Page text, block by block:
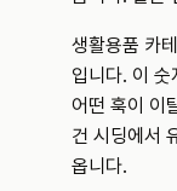
생활용품 카
입니다. 이
어떤 훅이 이
건 시딩에서
옵니다.